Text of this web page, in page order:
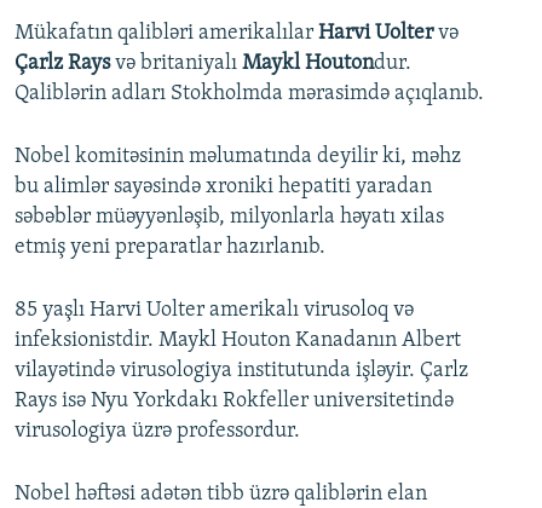
Mükafatın qalibləri amerikalılar Harvi Uoltervə
Çarlz Raysvə britaniyalı Maykl Houtondur.
Qaliblərin adları Stokholmda mərasimdə açıqlanıb.
Nobel komitəsinin məlumatında deyilir ki, məhz
bu alimlər sayəsində xroniki hepatiti yaradan
səbəblər müəyyənləşib, milyonlarla həyatı xilas
etmiş yeni preparatlar hazırlanıb.
85 yaşlı Harvi Uolter amerikalı virusoloq və
infeksionistdir. Maykl Houton Kanadanın Albert
vilayətində virusologiya institutunda işləyir. Çarlz
Rays isə Nyu Yorkdakı Rokfeller universitetində
virusologiya üzrə professordur.
Nobel həftəsi adətən tibb üzrə qaliblərin elan